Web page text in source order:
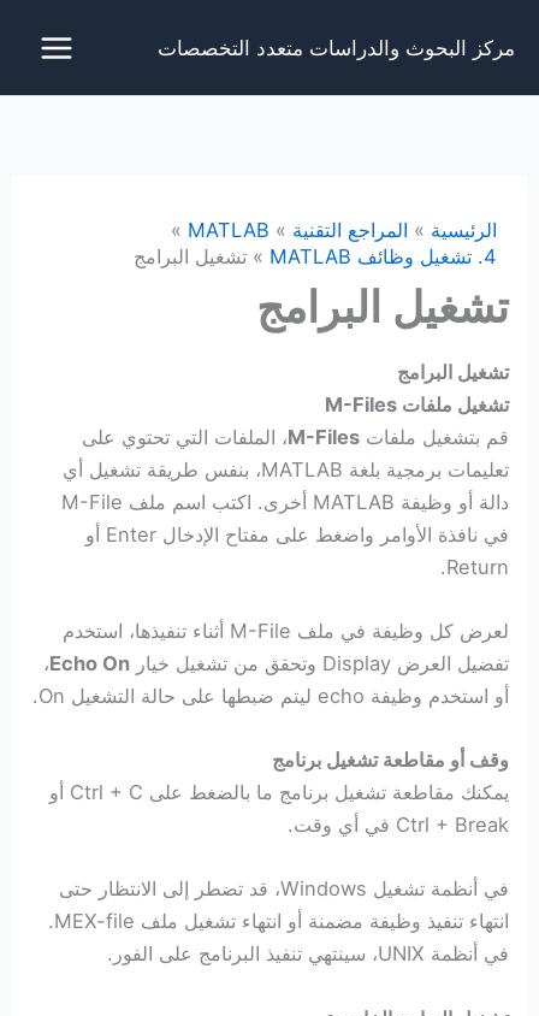
مركز البحوث والدراسات متعدد التخصصات
الرئيسية المراجع التقنية
MATLAB
4. تشغيل وظائف MATLAB
تشغيل البرامج
تشغيل البرامج
تشغيل البرامج
تشغيل ملفاتM-Files
قم بتشغيل ملفاتM-Files، الملفات التي تحتوي على
تعليمات برمجية بلغة MATLAB، بنفس طريقة تشغيل أي
دالة أو وظيفة MATLAB أخرى. اكتب اسم ملف M-File
في نافذة الأوامر واضغط على مفتاح الإدخال Enter أو
Return.
لعرض كل وظيفة في ملف M-File أثناء تنفيذها، استخدم
تفضيل العرض Display وتحقق من تشغيل خيار
Echo On،
أو استخدم وظيفة echo ليتم ضبطها على حالة التشغيل On.
وقف أو مقاطعة تشغيل برنامج
يمكنك مقاطعة تشغيل برنامج ما بالضغط على Ctrl + C أو
Ctrl + Break في أي وقت.
في أنظمة تشغيل Windows، قد تضطر إلى الانتظار حتى
انتهاء تنفيذ وظيفة مضمنة أو انتهاء تشغيل ملف MEX-file.
في أنظمة UNIX، سينتهي تنفيذ البرنامج على الفور.